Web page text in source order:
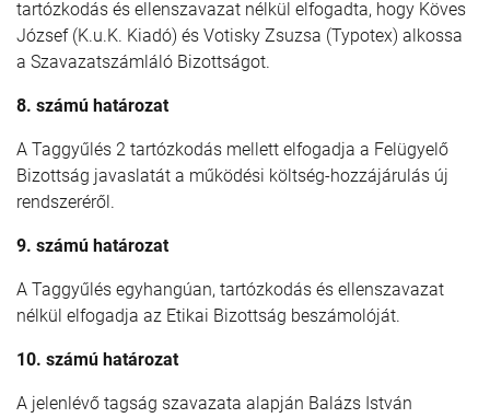
tartózkodás és ellenszavazat nélkül elfogadta, hogy Köves
József (K.u.K. Kiadó) és Votisky Zsuzsa (Typotex) alkossa
a Szavazatszámláló Bizottságot.
8. számú határozat
A Taggyűlés 2 tartózkodás mellett elfogadja a Felügyelő
Bizottság javaslatát a működési költség-hozzájárulás új
rendszeréről.
9. számú határozat
A Taggyűlés egyhangúan, tartózkodás és ellenszavazat
nélkül elfogadja az Etikai Bizottság beszámolóját.
10. számú határozat
A jelenlévő tagság szavazata alapján Balázs István